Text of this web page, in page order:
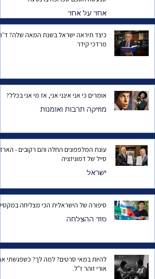
אחד על אחד
כיצד תיראה ישראל בשנת המאה
מרדכי קידר
אומרים כי אני אינני אני, אז מי אני בכלל?
מוזיקה תרבות ואומנות
עונת המלפפונים החלה והם רקובים -
סייל של דמוניזציה
ישראל
סיפורה של הישראלית הכי מצליחה
סוד ההצלחה
להיות במאי סרטים? למה לך? כשפגשתי
אורי זוהר ז"ל.